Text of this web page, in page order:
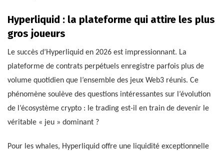
Hyperliquid : la plateforme qui attire les plus
gros joueurs
Le succès d’Hyperliquid en 2026 est impressionnant. La
plateforme de contrats perpétuels enregistre parfois plus de
volume quotidien que l’ensemble des jeux Web3 réunis. Ce
phénomène soulève des questions intéressantes sur l’évolution
de l’écosystème crypto : le trading est-il en train de devenir le
véritable « jeu » dominant ?
Pour les whales, Hyperliquid offre une liquidité exceptionnelle